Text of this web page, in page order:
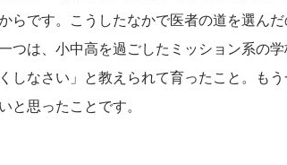
らです。こうしたなかで医者の道を選ん
つは、小中高を過ごしたミッション系の
しなさい」と教えられて育ったこと。も
と思ったことです。